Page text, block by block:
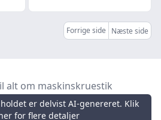
Forrige side Næste side
alt om maskinskruestik
er delvist AI-genereret. Klik
for flere detaljer